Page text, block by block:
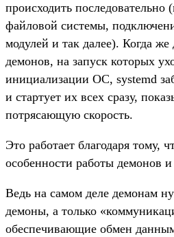
происходить последовательно
файловой системы,
модулей и так далее). Когда же
демонов, на запуск которых
инициализации ОС, systemd
и стартует их всех сразу,
потрясающую скорость.
Это работает благодаря тому,
особенности работы демонов
Ведь на самом деле демонам
демоны, а только
обеспечивающие обмен